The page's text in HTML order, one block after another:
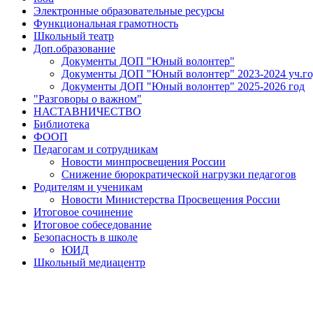
Электронные образовательные ресурсы
Функциональная грамотность
Школьный театр
Доп.образование
Документы ДОП "Юный волонтер"
Документы ДОП "Юный волонтер" 2023-2024
Документы ДОП "Юный волонтер" 2025-2026 год
"Разговоры о важном"
НАСТАВНИЧЕСТВО
Библиотека
ФООП
Педагогам и сотрудникам
Новости минпросвещения России
Снижение бюрократической нагрузки педагогов
Родителям и ученикам
Новости Министерства Просвещения России
Итоговое сочинение
Итоговое собеседование
Безопасность в школе
ЮИД
Школьный медиацентр